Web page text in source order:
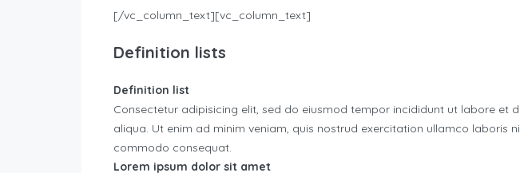
[/vc_column_text][vc_column_text]
Definition lists
Definition list
Consectetur adipisicing elit, sed do eiusmod tempor incididunt ut labore et
aliqua. Ut enim ad minim veniam, quis nostrud exercitation ullamco laboris
commodo consequat.
Lorem ipsum dolor sit amet